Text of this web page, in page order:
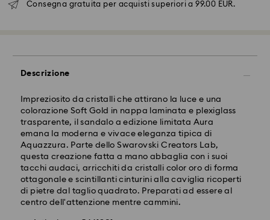
Consegna gratuita per acquisti superiori a 99.00 EUR.
Descrizione
Impreziosito da cristalli che attirano la luce e una
colorazione Soft Gold in nappa laminata e plexiglass
trasparente, il sandalo a edizione limitata Aura
emana la moderna e vivace eleganza tipica di
Aquazzura. Parte dello Swarovski Creators Lab,
questa creazione fatta a mano abbaglia con i suoi
tacchi audaci, arricchiti da cristalli color oro di forma
ottagonale e scintillanti cinturini alla caviglia ricoperti
di pietre dal taglio quadrato. Preparati ad essere al
centro dell'attenzione mentre cammini.
Gli ordini inoltrati dal lunedì al venerdì entro le ore
14:30 CET verranno elaborati e spediti lo stesso giorno
dopo l'elaborazione e spedizione.
Costo di spedizione: EUR 6.50
Spedizione gratuita per ordini superiori a: EUR 99
Spedizione espressa - FedEx
Gli ordini inoltrati dal lunedì al venerdì entro le ore
14:30 CET verranno elaborati e spediti lo stesso giorno